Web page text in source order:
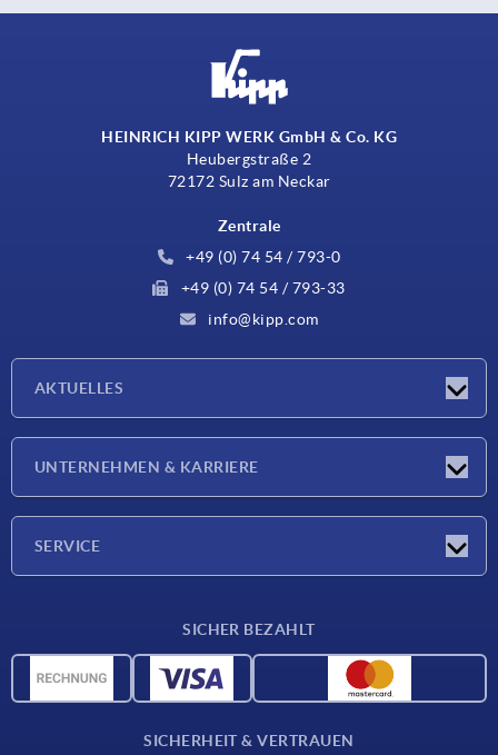
HEINRICH KIPP WERK GmbH & Co. KG
Heubergstraße 2
72172 Sulz am Neckar
Zentrale
+49 (0) 74 54 / 793-0
+49 (0) 74 54 / 793-33
info@kipp.com
AKTUELLES
Presseberichte
UNTERNEHMEN & KARRIERE
SERVICE
Werkstoffübersicht
SICHER BEZAHLT
SICHERHEIT & VERTRAUEN